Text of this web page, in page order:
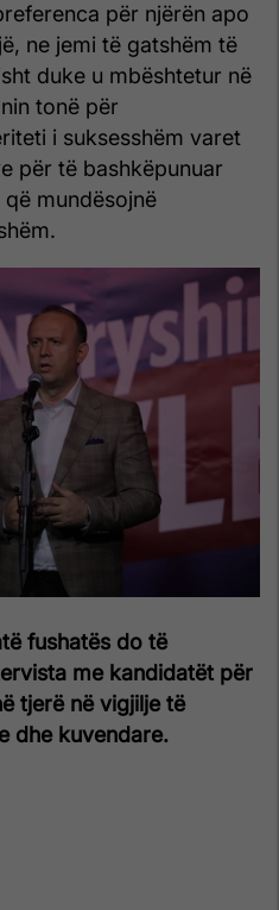
për njërën apo
ne jemi të gatshëm të
duke u mbështetur në
tonë për
i suksesshëm varet
për të bashkëpunuar
mundësojnë
fushatës do të
me kandidatët për
tjerë në vigjilje të
dhe kuvendare.